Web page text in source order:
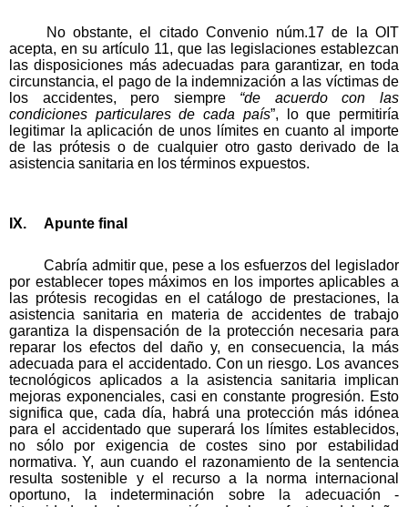
No obstante, el citado Convenio núm.17 de la OIT
acepta, en su artículo 11, que las legislaciones establezcan
las disposiciones más adecuadas para garantizar, en toda
circunstancia, el pago de la indemnización a las víctimas de
los accidentes, pero siempre “de acuerdo con las
condiciones particulares de cada país”, lo que permitiría
legitimar la aplicación de unos límites en cuanto al importe
de las prótesis o de cualquier otro gasto derivado de la
asistencia sanitaria en los términos expuestos.
IX. Apunte final
Cabría admitir que, pese a los esfuerzos del legislador
por establecer topes máximos en los importes aplicables a
las prótesis recogidas en el catálogo de prestaciones, la
asistencia sanitaria en materia de accidentes de trabajo
garantiza la dispensación de la protección necesaria para
reparar los efectos del daño y, en consecuencia, la más
adecuada para el accidentado. Con un riesgo. Los avances
tecnológicos aplicados a la asistencia sanitaria implican
mejoras exponenciales, casi en constante progresión. Esto
significa que, cada día, habrá una protección más idónea
para el accidentado que superará los límites establecidos,
no sólo por exigencia de costes sino por estabilidad
normativa. Y, aun cuando el razonamiento de la sentencia
resulta sostenible y el recurso a la norma internacional
oportuno, la indeterminación sobre la adecuación -